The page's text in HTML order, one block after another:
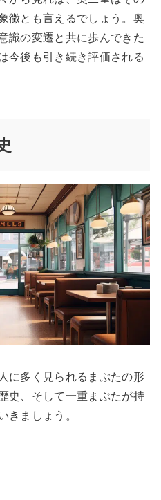
徴とも言えるでしょう。奥
識の変遷と共に歩んできた
今後も引き続き評価される
に多く見られるまぶたの形
史、そして一重まぶたが持
きましょう。